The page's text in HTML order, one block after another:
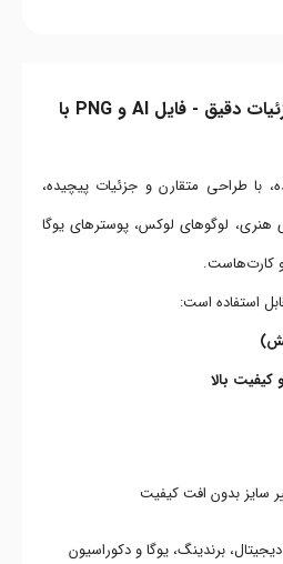
طرح ماندالا طلایی با جزئیات دقیق - فایل AI و PNG با
با طراحی متقارن و جزئیات پیچیده،
هنری، لوگوهای لوکس، پوسترهای یوگا
کارت‌هاست.
استفاده است:
سایز بدون افت کیفیت
برندینگ، یوگا و دکوراسیون